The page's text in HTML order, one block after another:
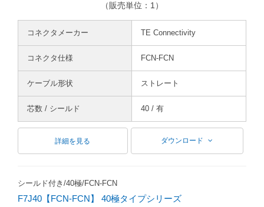
（販売単位：1）
コネクタメーカー TE Connectivity
コネクタ仕様 FCN-FCN
ケーブル形状 ストレート
芯数 / シールド 40 / 有
詳細を見る ダウンロード
シールド付き/40極/FCN-FCN
F7J40【FCN-FCN】 40極タイプシリーズ